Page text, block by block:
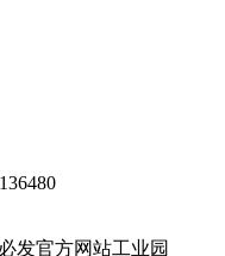
发官方网站工业园